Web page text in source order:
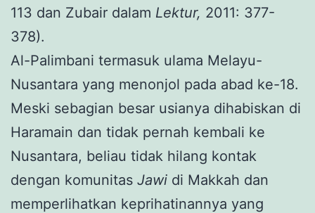
113 dan Zubair dalam Lektur, 2011: 377-
378).
Al-Palimbani termasuk ulama Melayu-
Nusantara yang menonjol pada abad ke-18.
Meski sebagian besar usianya dihabiskan di
Haramain dan tidak pernah kembali ke
Nusantara, beliau tidak hilang kontak
dengan komunitas Jawi di Makkah dan
memperlihatkan keprihatinannya yang